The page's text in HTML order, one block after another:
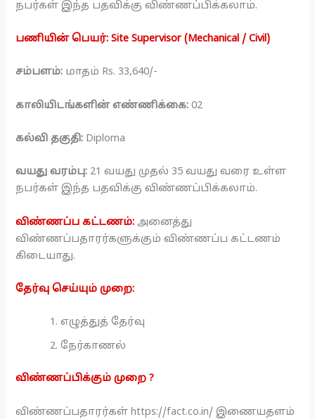
நபர்கள் இந்த பதவிக்கு விண்ணப்பிக்கலாம்.
பணியின் பெயர்: Site Supervisor (Mechanical / Civil)
சம்பளம்: மாதம் Rs. 33,640/-
காலியிடங்களின் எண்ணிக்கை: 02
கல்வி தகுதி: Diploma
வயது வரம்பு: 21 வயது முதல் 35 வயது வரை உள்ள
நபர்கள் இந்த பதவிக்கு விண்ணப்பிக்கலாம்.
விண்ணப்ப கட்டணம்: அனைத்து
விண்ணப்பதாரர்களுக்கும் விண்ணப்ப கட்டணம்
கிடையாது.
தேர்வு செய்யும் முறை:
எழுத்துத் தேர்வு
நேர்காணல்
விண்ணப்பிக்கும் முறை ?
விண்ணப்பதாரர்கள் https://fact.co.in/ இணையதளம்